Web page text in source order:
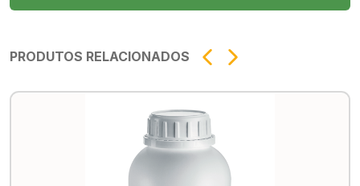
PRODUTOS RELACIONADOS